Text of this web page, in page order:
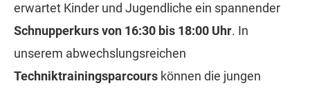
erwartet Kinder und Jugendliche ein spannender
Schnupperkurs von 16:30 bis 18:00 Uhr. In
unserem abwechslungsreichen
Techniktrainingsparcours können die jungen